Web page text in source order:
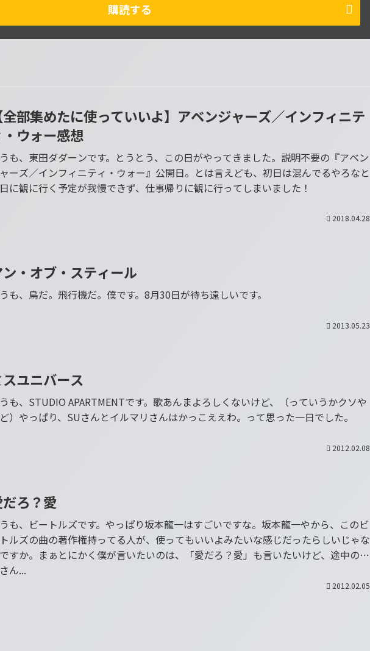
購読する
全部集めたに使っていいよ】アベンジャーズ／インフィニテ
・ウォー感想
も、東田ダダーンです。とうとう、この日がやってきました。説明不要の『アベン
ーズ／インフィニティ・ウォー』公開日。とは言えども、初日は混んでるやろなと
に観に行く予定が我慢できず、仕事帰りに観に行ってしまいました！
2018.04.28
ン・オブ・スティール
も、鳥だ。飛行機だ。僕です。8月30日が待ち遠しいです。
2013.05.23
スユニバース
も、STUDIO APARTMENTです。歌あんまよろしくないけど、（っていうかクソや
）やっぱり、SUさんとイルマリさんはかっこええわ。って思った一日でした。
2012.02.08
ろ？愛
も、ビートルズです。やっぱり坂本龍一はすごいですな。坂本龍一やから、このビ
ルズの曲の著作権持ってる人が、使ってもいいよみたいな感じだったらしいじゃな
すか。まぁとにかく僕が言いたいのは、「愛だろ？愛」も言いたいけど、途中の布
ん...
2012.02.05